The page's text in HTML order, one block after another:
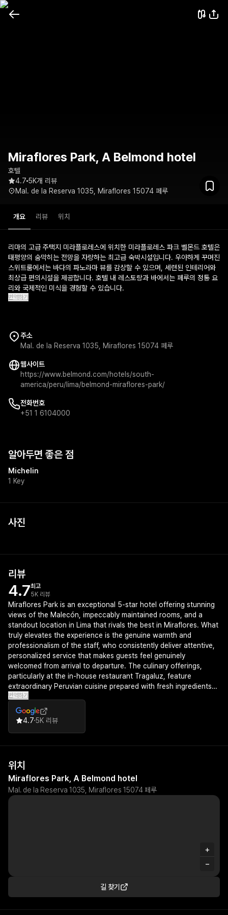
Miraflores Park, A Belmond hotel
호텔
4.7 5K개 리뷰
Mal. de la Reserva 1035, Miraflores 15074 페루
개요 리뷰 위치
리마의 고급 주택지 미라플로레스에 위치한 미라플로레스 파크 벨몬드 호텔은
태평양의 숨막히는 전망을 자랑하는 최고급 숙박시설입니다. 우아하게 꾸며진
스위트룸에서는 바다의 파노라마 뷰를 감상할 수 있으며, 세련된 인테리어와
최상급 편의시설을 제공합니다. 호텔 내 레스토랑과 바에서는 페루의 정통 요
리와 국제적인 미식을 경험할 수 있습니다.
번역하기
주소
Mal. de la Reserva 1035, Miraflores 15074 페루
웹사이트
https://www.belmond.com/hotels/south-
america/peru/lima/belmond-miraflores-park/
전화번호
+51 1 6104000
알아두면 좋은 점
Michelin
1 Key
사진
리뷰
4.7최고
5K 리뷰
Miraflores Park is an exceptional 5-star hotel offering stunning
views of the Malecón, impeccably maintained rooms, and a
standout location in Lima that rivals the best in Miraflores. What
truly elevates the experience is the genuine warmth and
professionalism of the staff, who consistently deliver attentive,
personalized service that makes guests feel genuinely
welcomed from arrival to departure. The culinary offerings,
particularly at the in-house restaurant Tragaluz, feature
extraordinary Peruvian cuisine prepared with fresh ingredients
and impeccable service, while the breakfasts are equally
impressive, complemented by amenities like a pristine pool with
incredible views and world-class cocktails at the Belo Bar.
번역하기
4.7 5K 리뷰
위치
Miraflores Park, A Belmond hotel
Mal. de la Reserva 1035, Miraflores 15074 페루
+
−
길 찾기